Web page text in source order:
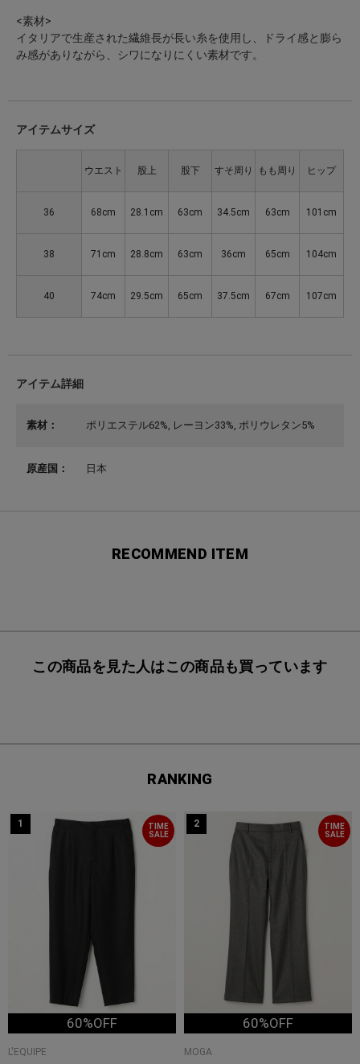
<素材>
イタリアで生産された繊維長が長い糸を使用し、ドライ感と膨ら
み感がありながら、シワになりにくい素材です。
アイテムサイズ
ウエスト 股上 股下 すそ周り もも周り ヒップ
36 68cm 28.1cm 63cm 34.5cm 63cm 101cm
38 71cm 28.8cm 63cm 36cm 65cm 104cm
40 74cm 29.5cm 65cm 37.5cm 67cm 107cm
アイテム詳細
素材： ポリエステル62%, レーヨン33%, ポリウレタン5%
原産国： 日本
RECOMMEND ITEM
この商品を見た人はこの商品も買っています
RANKING
TIME
SALE
1
60%OFF
L'EQUIPE
TIME
SALE
2
60%OFF
MOGA